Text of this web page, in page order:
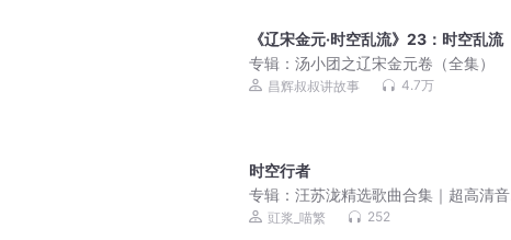
《辽宋金元·时空乱流》23：时空乱流
专辑： 汤小团之辽宋金元卷（全集）
昌辉叔叔讲故事 4.7万
时空行者
专辑： 汪苏泷精选歌曲合集｜超高清音
质｜必备歌单
豇浆_喵繁 252